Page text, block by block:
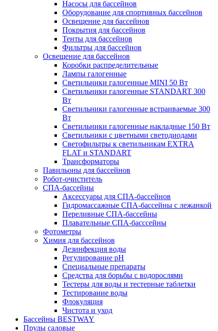
Насосы для бассейнов
Оборудование для спортивных бассейнов
Освещение для бассейнов
Покрытия для бассейнов
Тенты для бассейнов
Фильтры для бассейнов
Освещение для бассейнов
Коробки распределительные
Лампы галогенные
Светильники галогенные MINI 50 Вт
Светильники галогенные STANDART 300
Вт
Светильники галогенные встраиваемые 300
Вт
Светильники галогенные накладные 150 Вт
Светильники с цветными светодиодами
Светофильтры к светильникам EXTRA
FLAT и STANDART
Трансформаторы
Павильоны для бассейнов
Робот-очиститель
СПА-бассейны
Аксессуары для СПА-бассейнов
Гидромассажные СПА-бассейны с лежанкой
Переливные СПА-бассейны
Плавательные СПА-басссейны
Фотометры
Химия для бассейнов
Дезинфекция воды
Регулирование pH
Специальные препараты
Средства для борьбы с водорослями
Тестеры для воды и тестерные таблетки
Тестирование воды
Флокуляция
Чистота и уход
Бассейны BESTWAY
Пруды садовые